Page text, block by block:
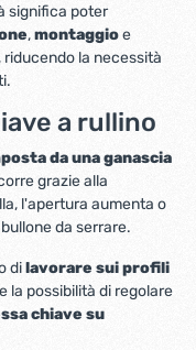
significa poter
,montaggioe
riducendo la necessità
a rullino
da una ganascia
grazie alla
l'apertura aumenta o
da serrare.
dilavorare sui profili
la possibilità di regolare
chiave su